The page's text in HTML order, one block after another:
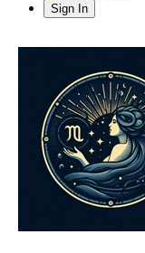
Sign In